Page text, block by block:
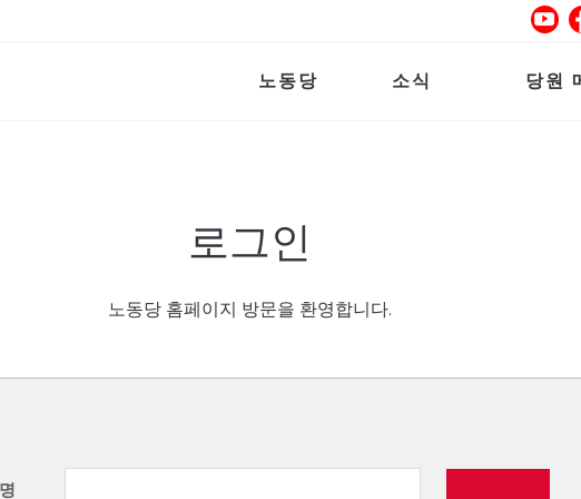
노동당 소식 당원
로그인
노동당 홈페이지 방문을 환영합니다.